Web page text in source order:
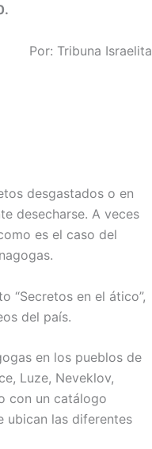
Por: Tribuna Israelita
desgastados o en
desecharse. A veces
es el caso del
“Secretos en el ático”,
del país.
en los pueblos de
Luze, Neveklov,
con un catálogo
ubican las diferentes